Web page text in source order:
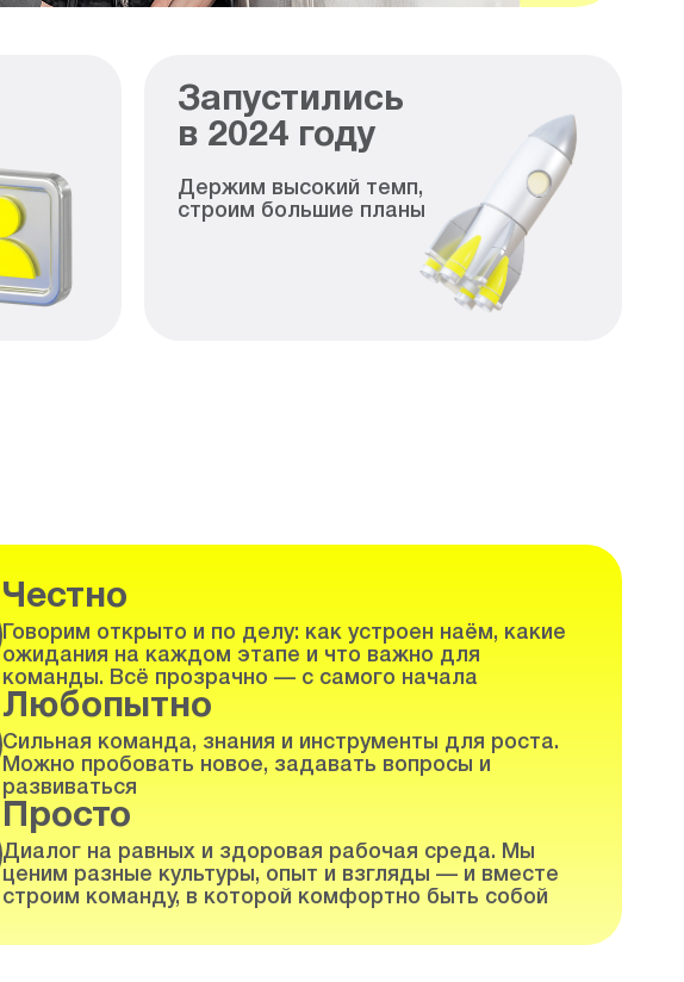
Запустились
в 2024 году
Держим высокий темп,
строим большие планы
Честно
Говорим открыто и по делу: как устроен наём, какие
ожидания на каждом этапе и что важно для
команды. Всё прозрачно — с самого начала
Любопытно
Сильная команда, знания и инструменты для роста.
Можно пробовать новое, задавать вопросы и
развиваться
Просто
Диалог на равных и здоровая рабочая среда. Мы
ценим разные культуры, опыт и взгляды — и вместе
строим команду, в которой комфортно быть собой